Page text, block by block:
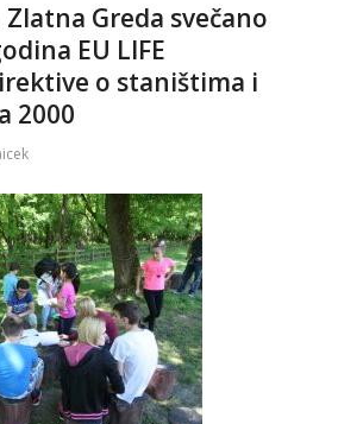
Greda svečano
EU LIFE
o staništima i
2000